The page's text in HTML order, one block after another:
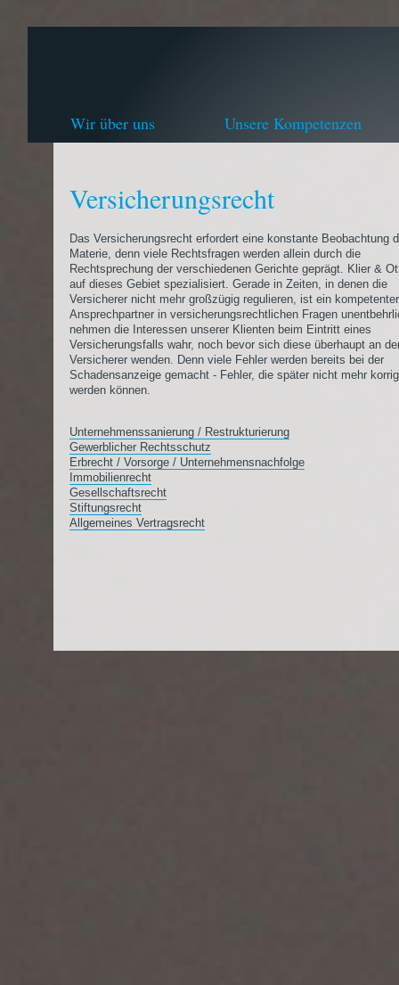
Wir über uns Unsere Kompetenzen
Versicherungsrecht
Das Versicherungsrecht erfordert eine konstante Beobachtung
Materie, denn viele Rechtsfragen werden allein durch die
Rechtsprechung der verschiedenen Gerichte geprägt. Klier &
auf dieses Gebiet spezialisiert. Gerade in Zeiten, in denen die
Versicherer nicht mehr großzügig regulieren, ist ein kompetenter
Ansprechpartner in versicherungsrechtlichen Fragen
nehmen die Interessen unserer Klienten beim Eintritt eines
Versicherungsfalls wahr, noch bevor sich diese überhaupt an
Versicherer wenden. Denn viele Fehler werden bereits bei der
Schadensanzeige gemacht - Fehler, die später nicht mehr
werden können.
Unternehmenssanierung / Restrukturierung
Gewerblicher Rechtsschutz
Erbrecht / Vorsorge / Unternehmensnachfolge
Immobilienrecht
Gesellschaftsrecht
Stiftungsrecht
Allgemeines Vertragsrecht